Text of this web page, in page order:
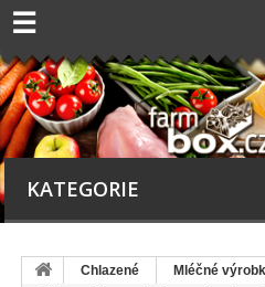
☰
KATEGORIE
Chlazené Mléčné